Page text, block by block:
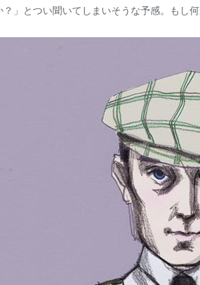
？」とつい聞いてしまいそうな予感。もし